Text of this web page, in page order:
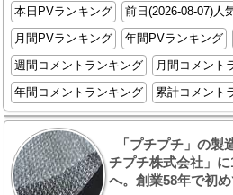
本日PVランキング
前日(2026-08-07)人
月間PVランキング
年間PVランキング
週間コメントランキング
月間コメント
年間コメントランキング
累計コメント
「プチプチ」の製
チプチ株式会社」
へ。創業58年で初め